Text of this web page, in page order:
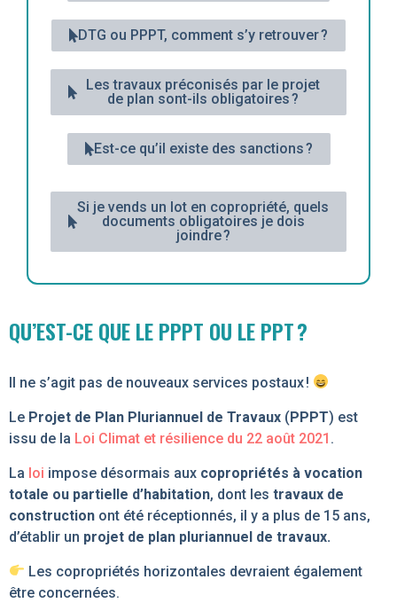
DTG ou PPPT, comment s’y retrouver ?
Les travaux préconisés par le projet
de plan sont-ils obligatoires ?
Est-ce qu’il existe des sanctions ?
Si je vends un lot en copropriété, quels
documents obligatoires je dois
joindre ?
QU’EST-CE QUE LE PPPT OU LE PPT ?
Il ne s’agit pas de nouveaux services postaux !
Le Projet de Plan Pluriannuel de Travaux (PPPT) est
issu de la Loi Climat et résilience du 22 août 2021 .
La loi impose désormais aux copropriétés à vocation
totale ou partielle d’habitation, dont les travaux de
construction ont été réceptionnés, il y a plus de 15 ans,
d’établir un projet de plan pluriannuel de travaux.
Les copropriétés horizontales devraient également
être concernées.